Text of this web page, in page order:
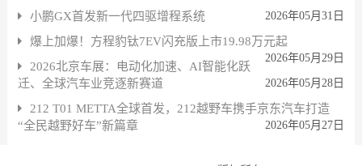
小鹏GX首发新一代四驱增程系统 2026年05月31日
爆上加爆！方程豹钛7EV闪充版上市19.98万元起
2026年05月29日
2026北京车展：电动化加速、AI智能化跃
迁、全球汽车业竞逐新赛道
2026年05月28日
212 T01 METTA全球首发，212越野车携手京东汽车打造
“全民越野好车”新篇章
2026年05月27日